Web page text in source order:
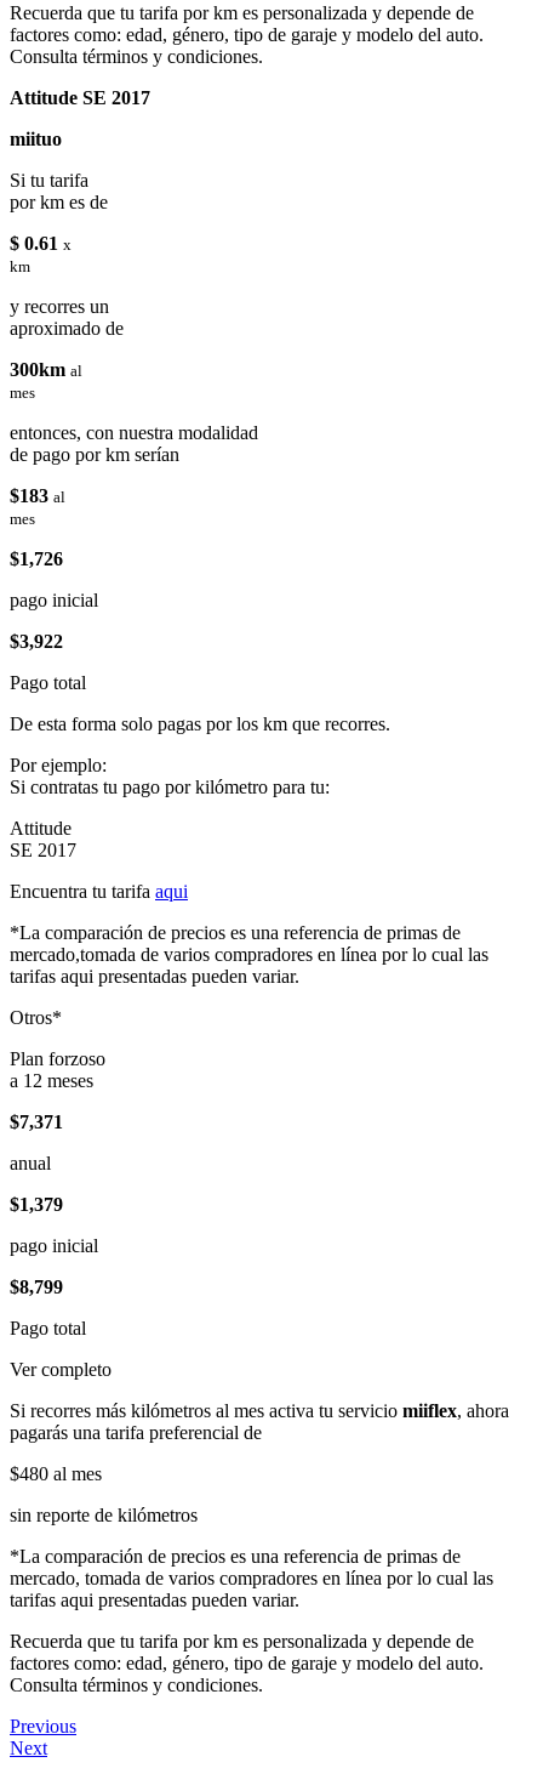
Recuerda que tu tarifa por km es personalizada y depende de
factores como: edad, género, tipo de garaje y modelo del auto.
Consulta términos y condiciones.
Attitude SE 2017
miituo
Si tu tarifa
por km es de
$ 0.61 x
km
y recorres un
aproximado de
300km al
mes
entonces, con nuestra modalidad
de pago por km serían
$183 al
mes
$1,726
pago inicial
$3,922
Pago total
De esta forma solo pagas por los km que recorres.
Por ejemplo:
Si contratas tu pago por kilómetro para tu:
Attitude
SE 2017
Encuentra tu tarifa aqui
*La comparación de precios es una referencia de primas de
mercado,tomada de varios compradores en línea por lo cual las
tarifas aqui presentadas pueden variar.
Otros*
Plan forzoso
a 12 meses
$7,371
anual
$1,379
pago inicial
$8,799
Pago total
Ver completo
Si recorres más kilómetros al mes activa tu servicio miiflex, ahora
pagarás una tarifa preferencial de
$480 al mes
sin reporte de kilómetros
*La comparación de precios es una referencia de primas de
mercado, tomada de varios compradores en línea por lo cual las
tarifas aqui presentadas pueden variar.
Recuerda que tu tarifa por km es personalizada y depende de
factores como: edad, género, tipo de garaje y modelo del auto.
Consulta términos y condiciones.
Previous
Next